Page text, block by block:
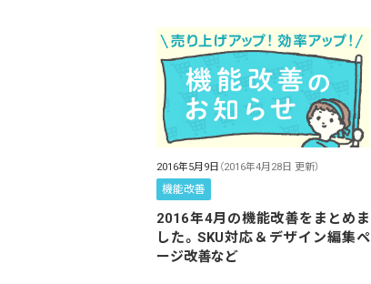
2016年5月9日 （2016年4月28日 更新）
機能改善
2016年4月の機能改善をまとめま
した。SKU対応＆デザイン編集ペ
ージ改善など